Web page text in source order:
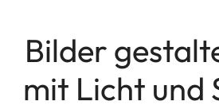
Bilder
mit Licht und